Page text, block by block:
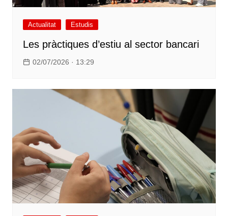
Actualitat Estudis
Les pràctiques d’estiu al sector bancari
02/07/2026 · 13:29